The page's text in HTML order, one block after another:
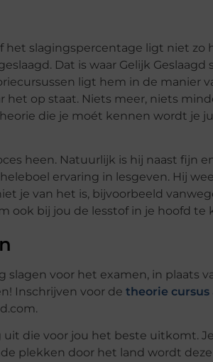
het slagingspercentage ligt niet zo
Dat is waar Gelijk Geslaagd
ligt hem in de manier
het op staat. Niets meer, niets
die je moét kennen wordt je
heen. Natuurlijk is hij naast fijn
ervaring in lesgeven. Hij
je van het is, bijvoorbeeld
ook bij jou de lesstof in je hoofd te
slagen voor het examen, in plaats
Inschrijven voor de theorie cursus
uit die voor jou het beste uitkomt.
plekken door het land wordt deze